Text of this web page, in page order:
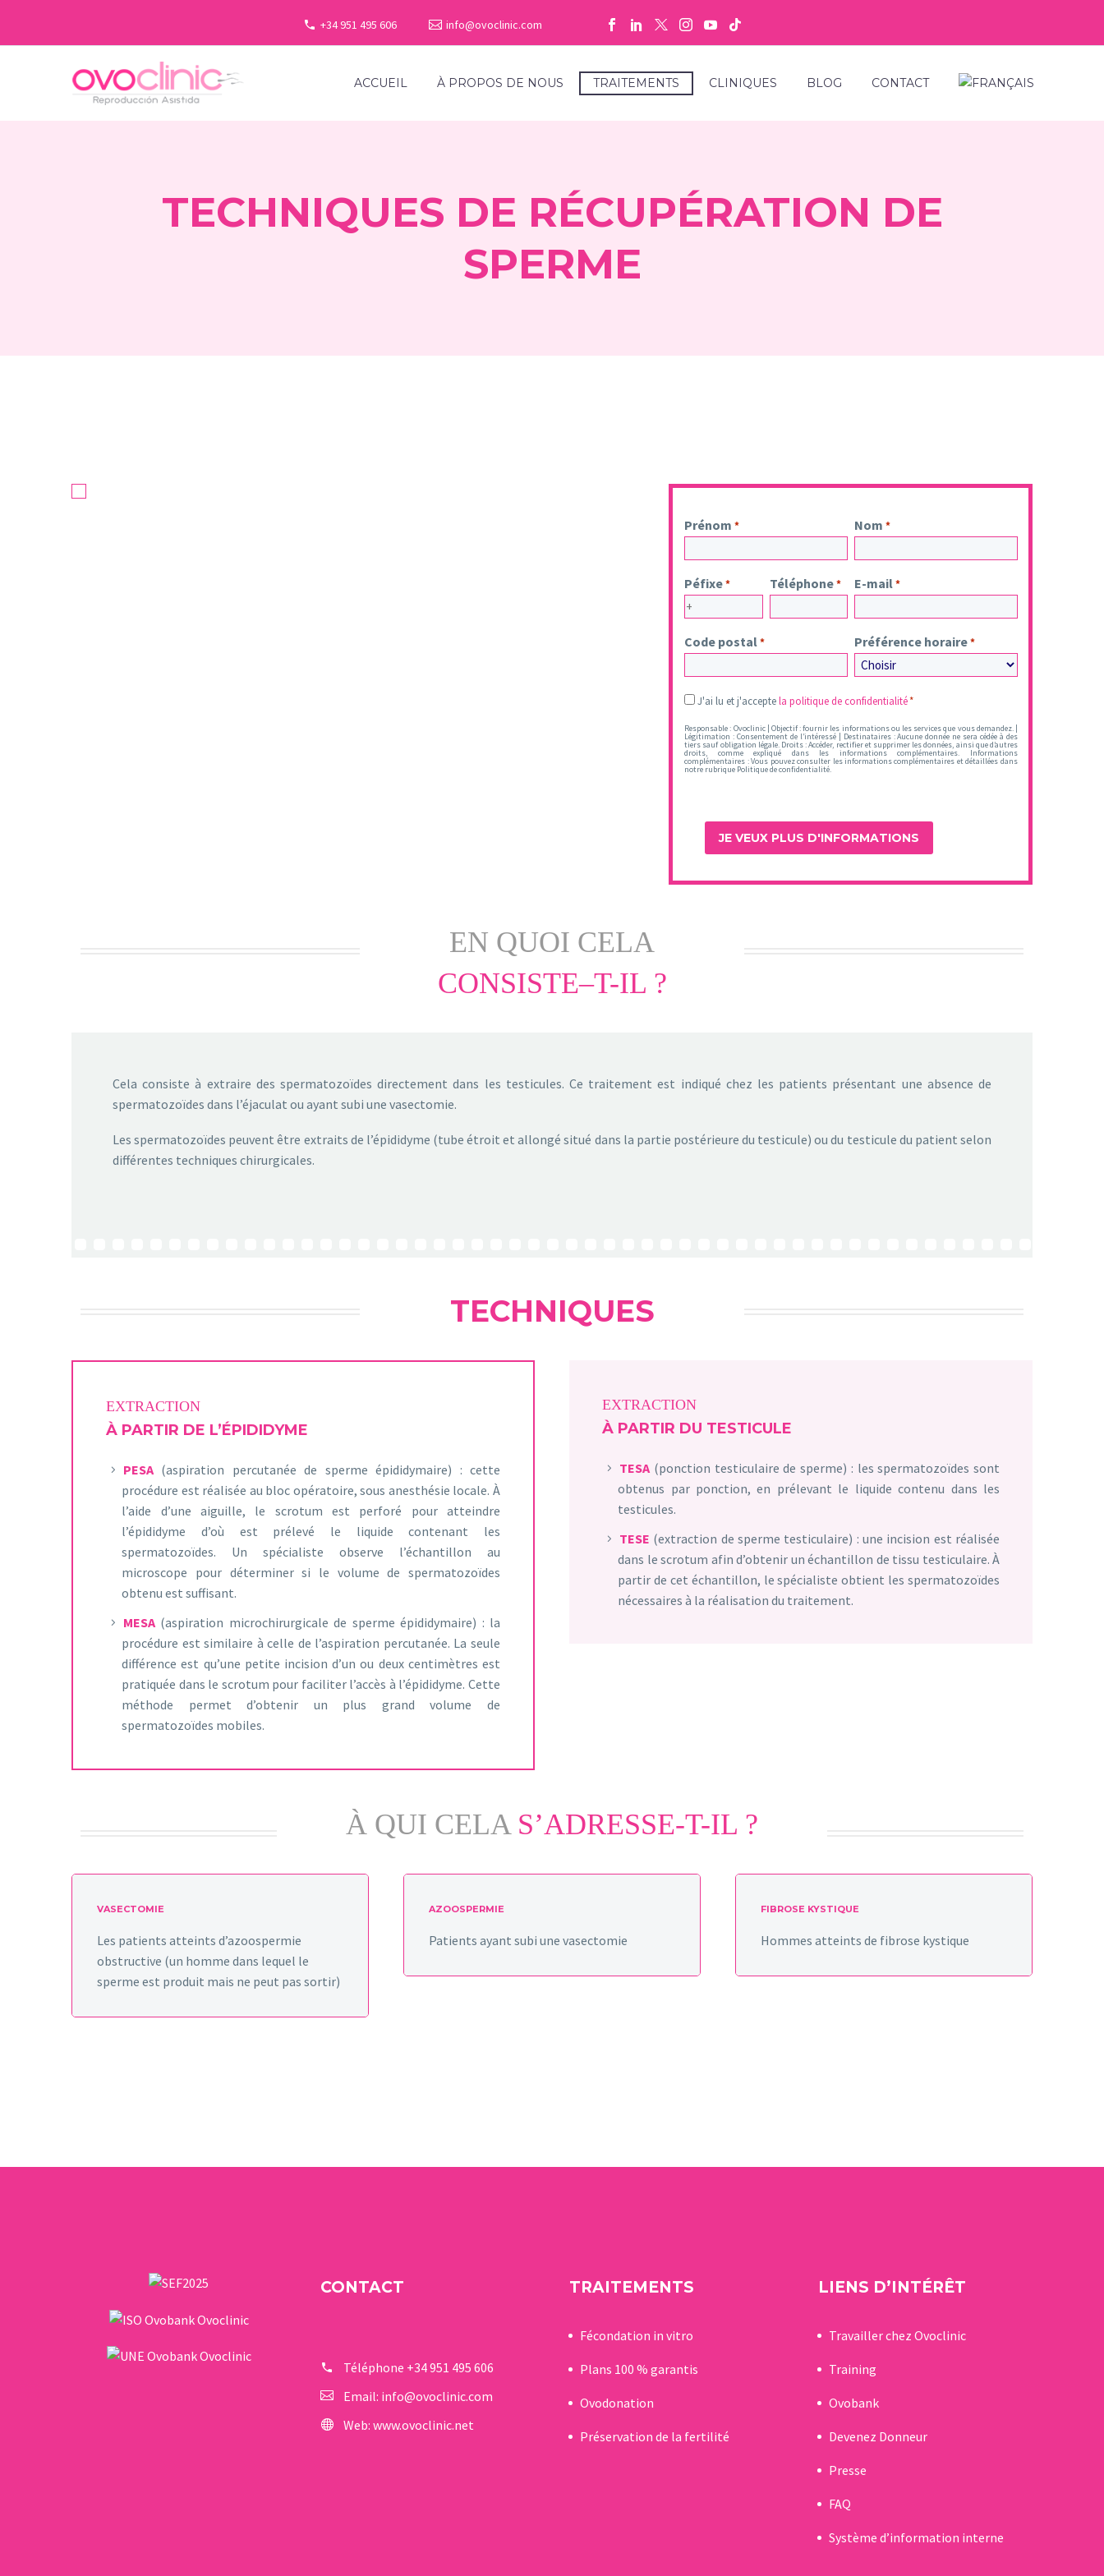
+34 951 495 606 info@ovoclinic.com
ACCUEIL À PROPOS DE NOUS TRAITEMENTS CLINIQUES BLOG CONTACT
TECHNIQUES DE RÉCUPÉRATION DE
SPERME
Prénom * Nom *
Péfixe * Téléphone* E-mail*
Code postal * Préférence horaire*
Legal
J'ai lu et j'acceptela politique de confidentialité*
Responsable : Ovoclinic | Objectif : fournir les informations ou les services que vous demandez. |
Légitimation : Consentement de l’intéressé | Destinataires : Aucune donnée ne sera cédée à des
tiers sauf obligation légale. Droits : Accéder, rectifier et supprimer les données, ainsi que d’autres
droits, comme expliqué dans les informations complémentaires. Informations
complémentaires : Vous pouvez consulter les informations complémentaires et détaillées dans
notre rubrique Politique de confidentialité.
EN QUOI CELA
CONSISTE–T-IL ?
Cela consiste à extraire des spermatozoïdes directement dans les testicules. Ce traitement est indiqué chez les patients présentant une absence de
spermatozoïdes dans l’éjaculat ou ayant subi une vasectomie.
Les spermatozoïdes peuvent être extraits de l’épididyme (tube étroit et allongé situé dans la partie postérieure du testicule) ou du testicule du patient selon
différentes techniques chirurgicales.
TECHNIQUES
EXTRACTION
À PARTIR DE L’ÉPIDIDYME
PESA (aspiration percutanée de sperme épididymaire) : cette
procédure est réalisée au bloc opératoire, sous anesthésie locale. À
l’aide d’une aiguille, le scrotum est perforé pour atteindre
l’épididyme d’où est prélevé le liquide contenant les
spermatozoïdes. Un spécialiste observe l’échantillon au
microscope pour déterminer si le volume de spermatozoïdes
obtenu est suffisant.
MESA (aspiration microchirurgicale de sperme épididymaire) : la
procédure est similaire à celle de l’aspiration percutanée. La seule
différence est qu’une petite incision d’un ou deux centimètres est
pratiquée dans le scrotum pour faciliter l’accès à l’épididyme. Cette
méthode permet d’obtenir un plus grand volume de
spermatozoïdes mobiles.
EXTRACTION
À PARTIR DU TESTICULE
TESA (ponction testiculaire de sperme) : les spermatozoïdes sont
obtenus par ponction, en prélevant le liquide contenu dans les
testicules.
TESE (extraction de sperme testiculaire) : une incision est réalisée
dans le scrotum afin d’obtenir un échantillon de tissu testiculaire. À
partir de cet échantillon, le spécialiste obtient les spermatozoïdes
nécessaires à la réalisation du traitement.
À QUI CELA S’ADRESSE-T-IL ?
VASECTOMIE
Les patients atteints d’azoospermie
obstructive (un homme dans lequel le
sperme est produit mais ne peut pas sortir)
AZOOSPERMIE
Patients ayant subi une vasectomie
FIBROSE KYSTIQUE
Hommes atteints de fibrose kystique
CONTACT
Téléphone +34 951 495 606
Email: info@ovoclinic.com
Web: www.ovoclinic.net
TRAITEMENTS
Fécondation in vitro
Plans 100 % garantis
Ovodonation
Préservation de la fertilité
LIENS D’INTÉRÊT
Travailler chez Ovoclinic
Training
Ovobank
Devenez Donneur
Presse
FAQ
Système d’information interne